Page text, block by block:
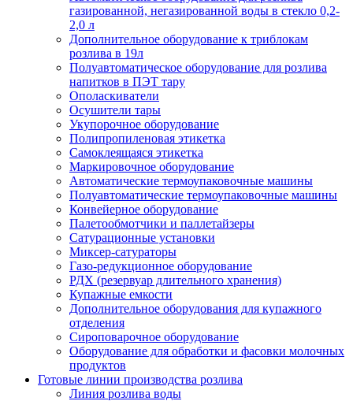
газированной, негазированной воды в стекло 0,2-
2,0 л
Дополнительное оборудование к триблокам
розлива в 19л
Полуавтоматическое оборудование для розлива
напитков в ПЭТ тару
Ополаскиватели
Осушители тары
Укупорочное оборудование
Полипропиленовая этикетка
Самоклеящаяся этикетка
Маркировочное оборудование
Автоматические термоупаковочные машины
Полуавтоматические термоупаковочные машины
Конвейерное оборудование
Палетообмотчики и паллетайзеры
Сатурационные установки
Миксер-сатураторы
Газо-редукционное оборудование
РДХ (резервуар длительного хранения)
Купажные емкости
Дополнительное оборудования для купажного
отделения
Сироповарочное оборудование
Оборудование для обработки и фасовки молочных
продуктов
Готовые линии производства розлива
Линия розлива воды